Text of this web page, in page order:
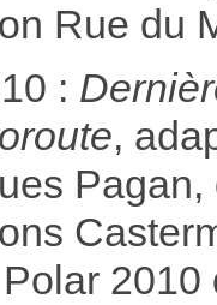
Rue du
:
,
2010